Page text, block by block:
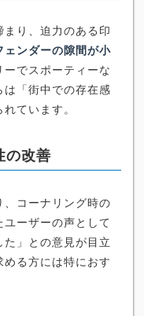
り、迫力のある印
ェンダーの隙間が小
でスポーティーな
「街中での存在感
ています。
の改善
コーナリング時の
ーザーの声として
た」との意見が目立
める方には特におす